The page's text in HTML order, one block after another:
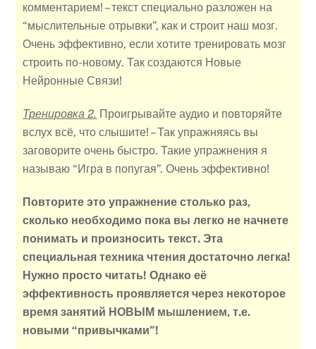
комментарием! – текст специально разложен на
“мыслительные отрывки”, как и строит наш мозг.
Очень эффективно, если хотите тренировать мозг
строить по-новому. Так создаются Новые
Нейронные Связи!
Тренировка 2. Проигрывайте аудио и повторяйте
вслух всё, что слышите! – Так упражняясь вы
заговорите очень быстро. Такие упражнения я
называю “Игра в попугая”. Очень эффективно!
Повторите это упражнение столько раз,
сколько необходимо пока вы легко не начнете
понимать и произносить текст.Эта
специальная техника чтения достаточно легка!
Нужно просто читать! Однако её
эффективность проявляется через некоторое
время занятий НОВЫМ мышлением, т.е.
новыми “привычками”!